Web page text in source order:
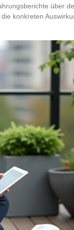
über
konkreten